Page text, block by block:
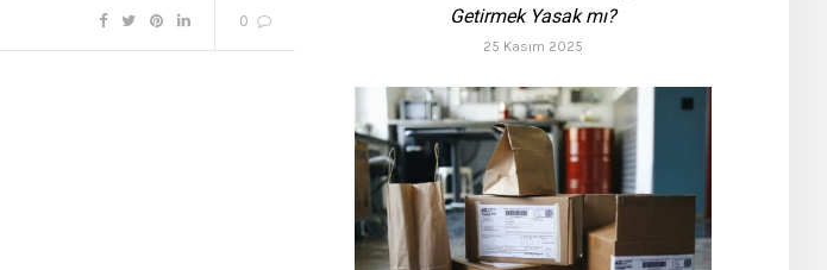
0
Getirmek Yasak mı?
25 Kasım 2025